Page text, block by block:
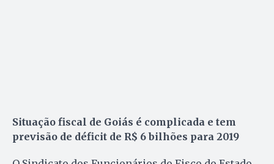
Situação fiscal de Goiás é complicada e tem
previsão de déficit de R$ 6 bilhões para 2019